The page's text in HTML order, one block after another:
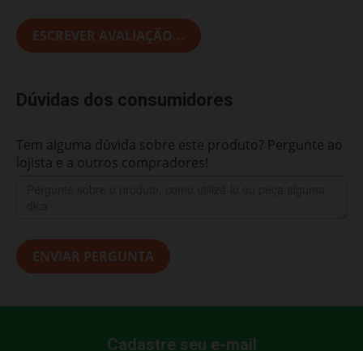
ESCREVER AVALIAÇÃO...
Dúvidas dos consumidores
Tem alguma dúvida sobre este produto? Pergunte ao
lojista e a outros compradores!
ENVIAR PERGUNTA
Cadastre seu e-mail